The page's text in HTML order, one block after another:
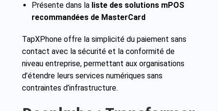
Présente dans la liste des solutions mPOS
recommandées de MasterCard
TapXPhone offre la simplicité du paiement sans
contact avec la sécurité et la conformité de
niveau entreprise, permettant aux organisations
d’étendre leurs services numériques sans
contraintes d’infrastructure.